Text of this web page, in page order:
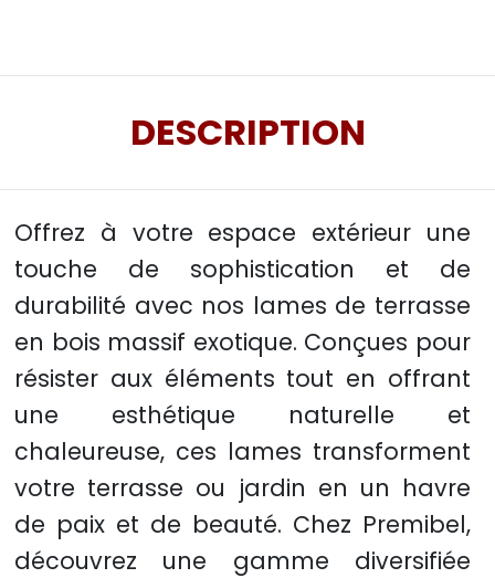
DESCRIPTION
Offrez à votre espace extérieur une
touche de sophistication et de
durabilité avec nos lames de terrasse
en bois massif exotique. Conçues pour
résister aux éléments tout en offrant
une esthétique naturelle et
chaleureuse, ces lames transforment
votre terrasse ou jardin en un havre
de paix et de beauté. Chez Premibel,
découvrez une gamme diversifiée